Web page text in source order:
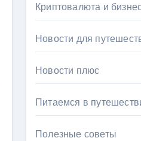
Криптовалюта и
Новости для
Новости плюс
Питаемся в
Полезные советы